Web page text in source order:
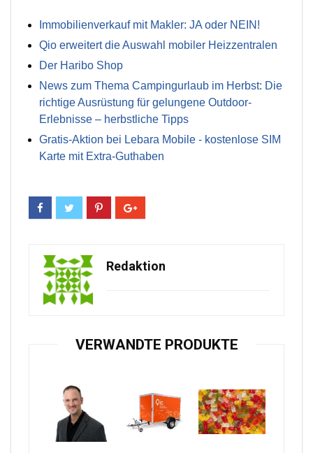
Immobilienverkauf mit Makler: JA oder NEIN!
Qio erweitert die Auswahl mobiler Heizzentralen
Der Haribo Shop
News zum Thema Campingurlaub im Herbst: Die
richtige Ausrüstung für gelungene Outdoor-
Erlebnisse – herbstliche Tipps
Gratis-Aktion bei Lebara Mobile - kostenlose SIM
Karte mit Extra-Guthaben
Redaktion
VERWANDTE PRODUKTE